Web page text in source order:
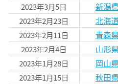
2023年3月5日
新潟
2023年2月23日
北海
2023年2月11日
青森
2023年2月4日
山形
2023年1月28日
岡山
2023年1月15日
秋田